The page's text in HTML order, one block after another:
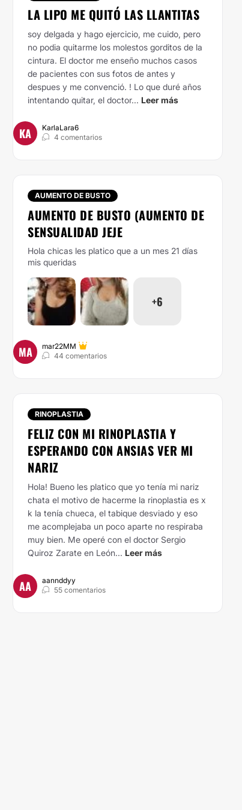
LA LIPO ME QUITÓ LAS LLANTITAS
soy delgada y hago ejercicio, me cuido, pero
no podia quitarme los molestos gorditos de la
cintura. El doctor me enseño muchos casos
de pacientes con sus fotos de antes y
despues y me convenció. ! Lo que duré años
intentando quitar, el doctor... Leer más
KA
KarlaLara6
4 comentarios
AUMENTO DE BUSTO
AUMENTO DE BUSTO (AUMENTO DE
SENSUALIDAD JEJE
Hola chicas les platico que a un mes 21 días
mis queridas
+6
MA
mar22MM
44 comentarios
RINOPLASTIA
FELIZ CON MI RINOPLASTIA Y
ESPERANDO CON ANSIAS VER MI
NARIZ
Hola! Bueno les platico que yo tenía mi nariz
chata el motivo de hacerme la rinoplastia es x
k la tenía chueca, el tabique desviado y eso
me acomplejaba un poco aparte no respiraba
muy bien. Me operé con el doctor Sergio
Quiroz Zarate en León... Leer más
AA
aannddyy
55 comentarios